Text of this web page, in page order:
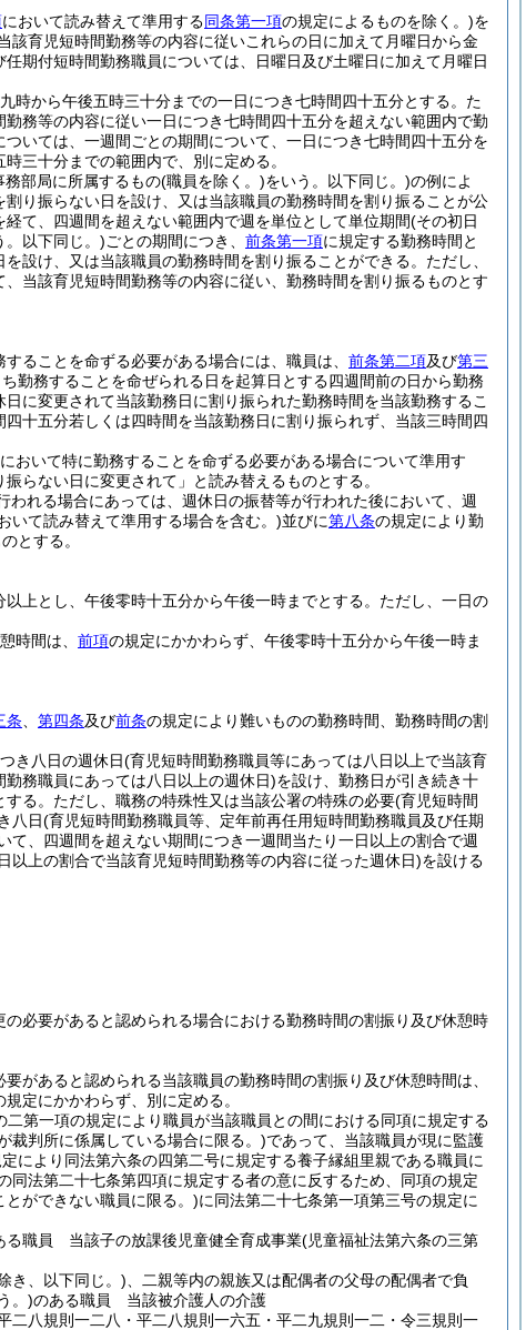
において読み替えて準用する同条第一項の規定によるものを除く。)を
育児短時間勤務等の内容に従いこれらの日に加えて月曜日から金
期付短時間勤務職員については、日曜日及び土曜日に加えて月曜日
から午後五時三十分までの一日につき七時間四十五分とする。 た
務等の内容に従い一日につき七時間四十五分を超えない範囲内で勤
いては、一週間ごとの期間について、一日につき七時間四十五分を
三十分までの範囲内で、別に定める。
部局に所属するもの(職員を除く。)をいう。以下同じ。)の例によ
り振らない日を設け、又は当該職員の勤務時間を割り振ることが公
て、四週間を超えない範囲内で週を単位として単位期間(その初日
。以下同じ。)ごとの期間につき、 前条第一項に規定する勤務時間と
設け、又は当該職員の勤務時間を割り振ることができる。 ただし、
当該育児短時間勤務等の内容に従い、勤務時間を割り振るものとす
ることを命ずる必要がある場合には、職員は、 前条第二項及び第三
勤務することを命ぜられる日を起算日とする四週間前の日から勤務
に変更されて当該勤務日に割り振られた勤務時間を当該勤務するこ
十五分若しくは四時間を当該勤務日に割り振られず、当該三時間四
おいて特に勤務することを命ずる必要がある場合について準用す
らない日に変更されて」と読み替えるものとする。
われる場合にあっては、週休日の振替等が行われた後において、週
いて読み替えて準用する場合を含む。)並びに第八条の規定により勤
とする。
上とし、午後零時十五分から午後一時までとする。 ただし、一日の
時間は、 前項の規定にかかわらず、午後零時十五分から午後一時ま
条 第四条及び前条の規定により難いものの勤務時間、勤務時間の割
き八日の週休日(育児短時間勤務職員等にあっては八日以上で当該育
務職員にあっては八日以上の週休日)を設け、勤務日が引き続き十
る。 ただし、職務の特殊性又は当該公署の特殊の必要(育児短時間
八日(育児短時間勤務職員等、定年前再任用短時間勤務職員及び任期
て、四週間を超えない期間につき一週間当たり一日以上の割合で週
上の割合で当該育児短時間勤務等の内容に従った週休日)を設ける
必要があると認められる場合における勤務時間の割振り及び休憩時
があると認められる当該職員の勤務時間の割振り及び休憩時間は、
規定にかかわらず、別に定める。
二第一項の規定により職員が当該職員との間における同項に規定する
裁判所に係属している場合に限る。)であって、当該職員が現に監護
により同法第六条の四第二号に規定する養子縁組里親である職員に
同法第二十七条第四項に規定する者の意に反するため、同項の規定
ができない職員に限る。)に同法第二十七条第一項第三号の規定に
る職員 当該子の放課後児童健全育成事業(児童福祉法第六条の三第
き、以下同じ。) 、二親等内の親族又は配偶者の父母の配偶者で負
。)のある職員 当該被介護人の介護
八規則一二八・平二八規則一六五・平二九規則一二・令三規則一